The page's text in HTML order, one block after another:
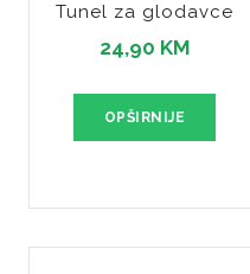
Tunel za glodavce
24,90 KM
OPŠIRNIJE